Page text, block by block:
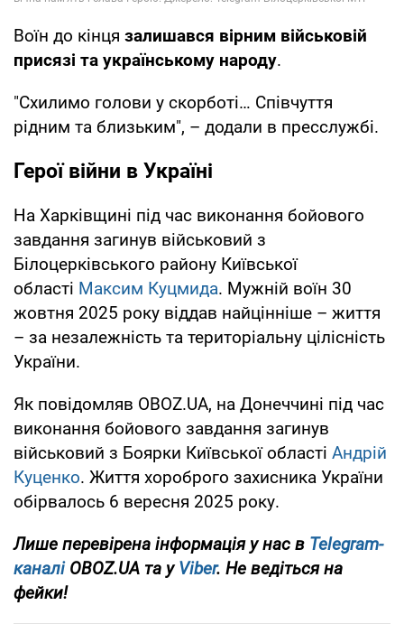
Воїн до кінця залишався вірним військовій
присязі та українському народу.
"Схилимо голови у скорботі… Співчуття
рідним та близьким", – додали в пресслужбі.
Герої війни в Україні
На Харківщині під час виконання бойового
завдання загинув військовий з
Білоцерківського району Київської
області Максим Куцмида. Мужній воїн 30
жовтня 2025 року віддав найцінніше – життя
– за незалежність та територіальну цілісність
України.
Як повідомляв OBOZ.UA, на Донеччині під час
виконання бойового завдання загинув
військовий з Боярки Київської області Андрій
Куценко. Життя хороброго захисника України
обірвалось 6 вересня 2025 року.
Лише перевірена інформація у нас в Telegram-
каналіOBOZ.UA та уViber. Не ведіться на
фейки!